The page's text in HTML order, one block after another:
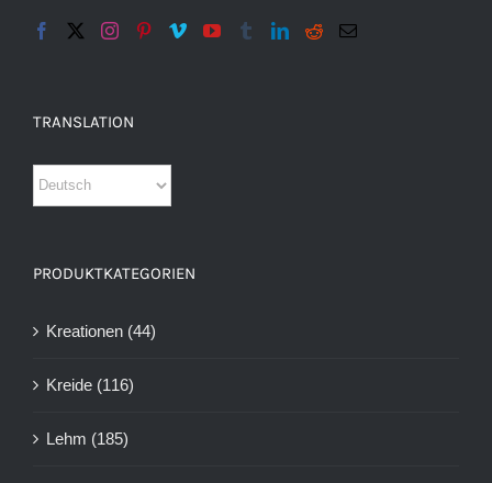
TRANSLATION
PRODUKTKATEGORIEN
Kreationen (44)
Kreide (116)
Lehm (185)